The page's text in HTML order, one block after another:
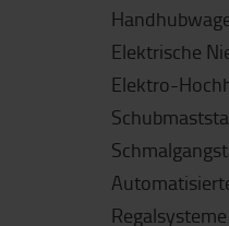
Elektrische
Elektro-
Regalsysteme